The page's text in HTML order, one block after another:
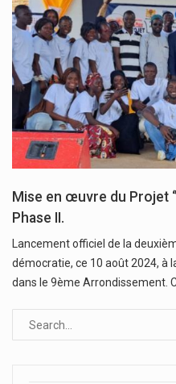
Mise en œuvre du Projet
Phase II.
Lancement officiel de la
démocratie, ce 10 août 2024, à
dans le 9ème Arrondissement.